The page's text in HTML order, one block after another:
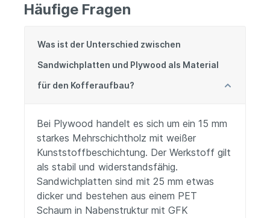
Häufige Fragen
Was ist der Unterschied zwischen
Sandwichplatten und Plywood als Material
für den Kofferaufbau?
Bei Plywood handelt es sich um ein 15 mm
starkes Mehrschichtholz mit weißer
Kunststoffbeschichtung. Der Werkstoff gilt
als stabil und widerstandsfähig.
Sandwichplatten sind mit 25 mm etwas
dicker und bestehen aus einem PET
Schaum in Nabenstruktur mit GFK